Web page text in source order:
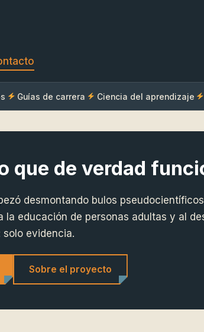
Guías de carrera Ciencia del aprendizaje
que de verdad
desmontando bulos
la educación de personas adultas y al
evidencia.
Sobre el proyecto